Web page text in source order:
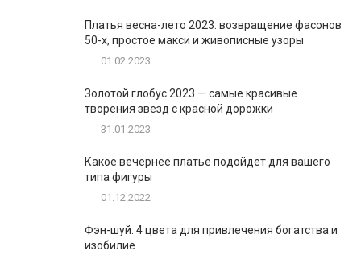
Платья весна-лето 2023: возвращение фасонов
50-х, простое макси и живописные узоры
01.02.2023
Золотой глобус 2023 — самые красивые
творения звезд с красной дорожки
31.01.2023
Какое вечернее платье подойдет для вашего
типа фигуры
01.12.2022
Фэн-шуй: 4 цвета для привлечения богатства и
изобилие